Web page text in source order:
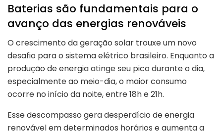
Baterias são fundamentais para o
avanço das energias renováveis
O crescimento da geração solar trouxe um novo
desafio para o sistema elétrico brasileiro. Enquanto a
produção de energia atinge seu pico durante o dia,
especialmente ao meio-dia, o maior consumo
ocorre no início da noite, entre 18h e 21h.
Esse descompasso gera desperdício de energia
renovável em determinados horários e aumenta a